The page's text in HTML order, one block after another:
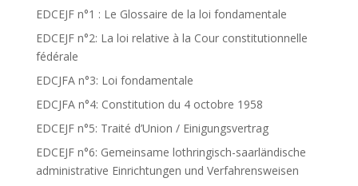
EDCEJF n°1 : Le Glossaire de la loi fondamentale
EDCEJF n°2: La loi relative à la Cour constitutionnelle
fédérale
EDCJFA n°3: Loi fondamentale
EDCJFA n°4: Constitution du 4 octobre 1958
EDCEJF n°5: Traité d’Union / Einigungsvertrag
EDCEJF n°6: Gemeinsame lothringisch-saarländische
administrative Einrichtungen und Verfahrensweisen